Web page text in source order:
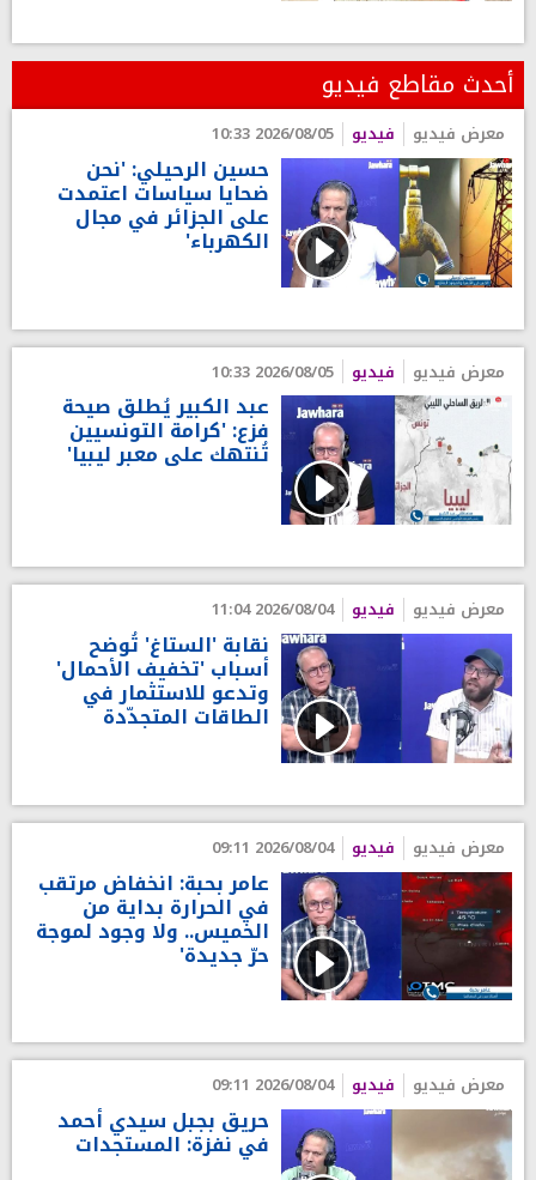
أحدث مقاطع فيديو
معرض فيديو فيديو 2026/08/05 10:33
حسين الرحيلي: 'نحن
ضحايا سياسات اعتمدت
على الجزائر في مجال
الكهرباء'
معرض فيديو فيديو 2026/08/05 10:33
عبد الكبير يُطلق صيحة
فزع: 'كرامة التونسيين
تُنتهك على معبر ليبيا'
معرض فيديو فيديو 2026/08/04 11:04
نقابة 'الستاغ' تُوضح
أسباب 'تخفيف الأحمال'
وتدعو للاستثمار في
الطاقات المتجدّدة
معرض فيديو فيديو 2026/08/04 09:11
عامر بحبة: انخفاض مرتقب
في الحرارة بداية من
الخميس.. ولا وجود لموجة
حرّ جديدة'
معرض فيديو فيديو 2026/08/04 09:11
حريق بجبل سيدي أحمد
في نفزة: المستجدات